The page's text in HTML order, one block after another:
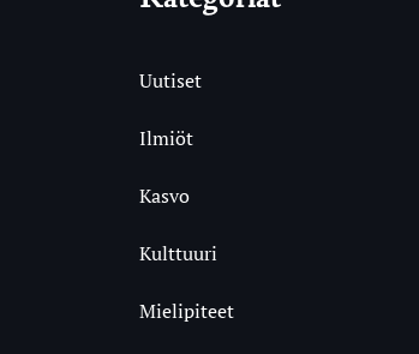
Uutiset
Ilmiöt
Kasvo
Kulttuuri
Mielipiteet